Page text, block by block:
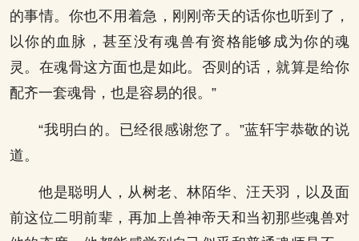
的事情。你也不用着急，刚刚帝天的话你也听到了，
以你的血脉，甚至没有魂兽有资格能够成为你的魂
灵。在魂骨这方面也是如此。否则的话，就算是给你
配齐一套魂骨，也是容易的很。”
“我明白的。已经很感谢您了。”蓝轩宇恭敬的说
道。
他是聪明人，从树老、林陌华、汪天羽，以及面
前这位二明前辈，再加上兽神帝天和当初那些魂兽对